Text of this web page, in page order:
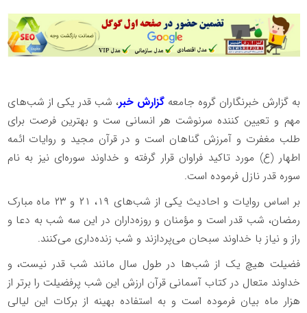
به گزارش خبرنگاران گروه جامعهگزارش خبر، شب قدر یکی از شب‌های
مهم و تعیین کننده سرنوشت هر انسانی ست و بهترین فرصت برای
طلب مغفرت و آمرزش گناهان است و در قرآن مجید و روایات ائمه
اطهار (ع) مورد تاکید فراوان قرار گرفته و خداوند سوره‌ای نیز به نام
سوره قدر نازل فرموده است.
بر اساس روایات و احادیث یکی از شب‌های ۱۹، ۲۱ و ۲۳ ماه مبارک
رمضان، شب قدر است و مؤمنان و روزه‌داران در این سه شب به دعا و
راز و نیاز با خداوند سبحان می‌پردازند و شب زنده‌داری می‌کنند.
فضیلت هیچ یک از شب‌ها در طول سال مانند شب قدر نیست، و
خداوند متعال در کتاب آسمانی قرآن ارزش این شب پرفضیلت را برتر از
هزار ماه بیان فرموده است و به استفاده بهینه از برکات این لیالی